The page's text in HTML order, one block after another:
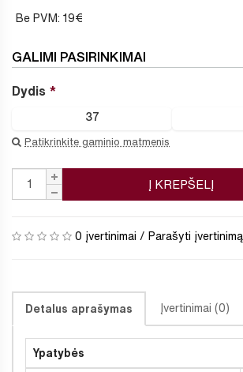
Be PVM: 19€
GALIMI PASIRINKIMAI
Dydis
37
Patikrinkite gaminio matmenis
Į KREPŠELĮ
0 įvertinimai / Parašyti įvertinimą
Detalus aprašymas Įvertinimai (0)
Ypatybės